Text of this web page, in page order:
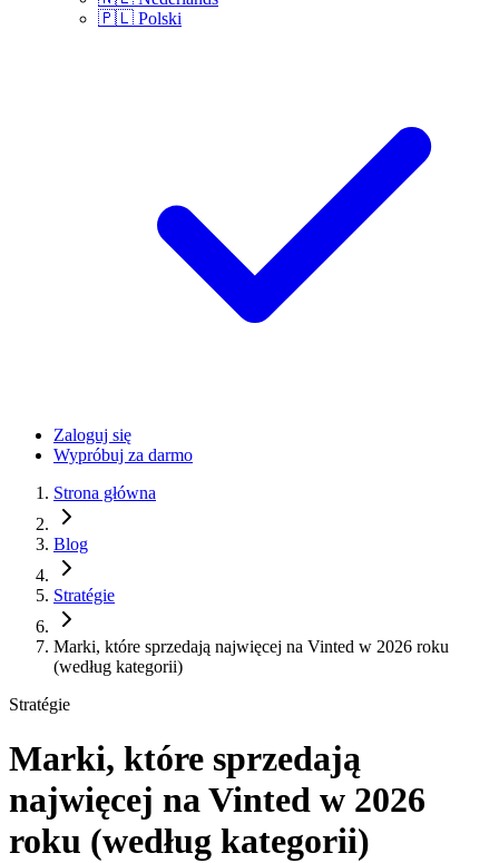
🇵🇱 Polski
Zaloguj się
Wypróbuj za darmo
Strona główna
Blog
Stratégie
Marki, które sprzedają najwięcej na Vinted w 2026 roku
(według kategorii)
Stratégie
Marki, które sprzedają
najwięcej na Vinted w 2026
roku (według kategorii)